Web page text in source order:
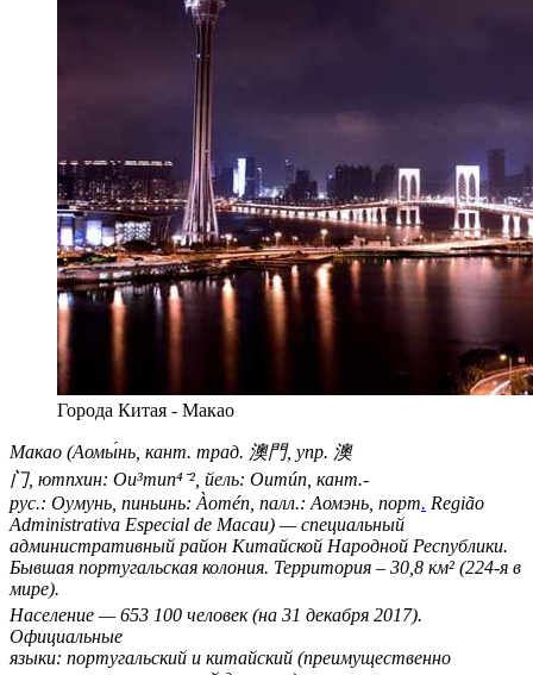
Города Китая - Макао
Макао (Аомы́нь, кант. трад. 澳門, упр. 澳
门, ютпхин: Ou³mun⁴⁻², йель: Oumún, кант.-
рус.: Оумунь, пиньинь: Àomén, палл.: Аомэнь, порт. Região
Administrativa Especial de Macau) — специальный
административный район Китайской Народной Республики.
Бывшая португальская колония. Территория – 30,8 км² (224-я в
мире).
Население — 653 100 человек (на 31 декабря 2017).
Официальные
языки: португальский и китайский (преимущественно